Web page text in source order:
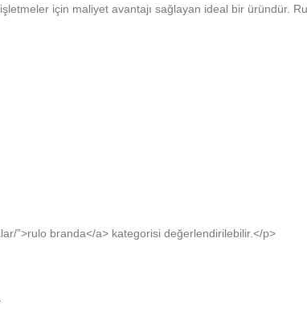
için maliyet avantajı sağlayan ideal bir üründür.
”>rulo branda</a> kategorisi değerlendirilebilir.</p>